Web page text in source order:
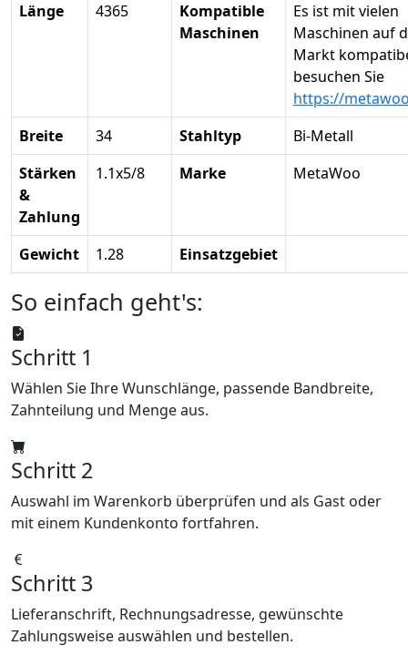
Länge
4365
Kompatible
Maschinen
Es ist mit vielen
Maschinen auf
Markt
besuchen Sie
https://
Breite
34 Stahltyp
Bi-Metall
Stärken
&
Zahlung
1.1x5/8 Marke MetaWoo
Gewicht 1.28 Einsatzgebiet
So einfach geht's:
Schritt 1
Wählen Sie Ihre Wunschlänge, passende Bandbreite,
Zahnteilung und Menge aus.
Schritt 2
Auswahl im Warenkorb überprüfen und als Gast oder
mit einem Kundenkonto fortfahren.
Schritt 3
Lieferanschrift, Rechnungsadresse, gewünschte
Zahlungsweise auswählen und bestellen.